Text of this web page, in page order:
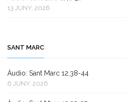
13 JUNY, 2026
SANT MARC
Àudio: Sant Marc 12,38-44
6 JUNY, 2026